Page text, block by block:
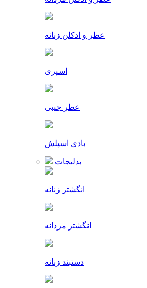
عطر و ادکلن زنانه
اسپری
عطر جیبی
بادی اسپلش
بدلیجات
انگشتر زنانه
انگشتر مردانه
دستبند زنانه